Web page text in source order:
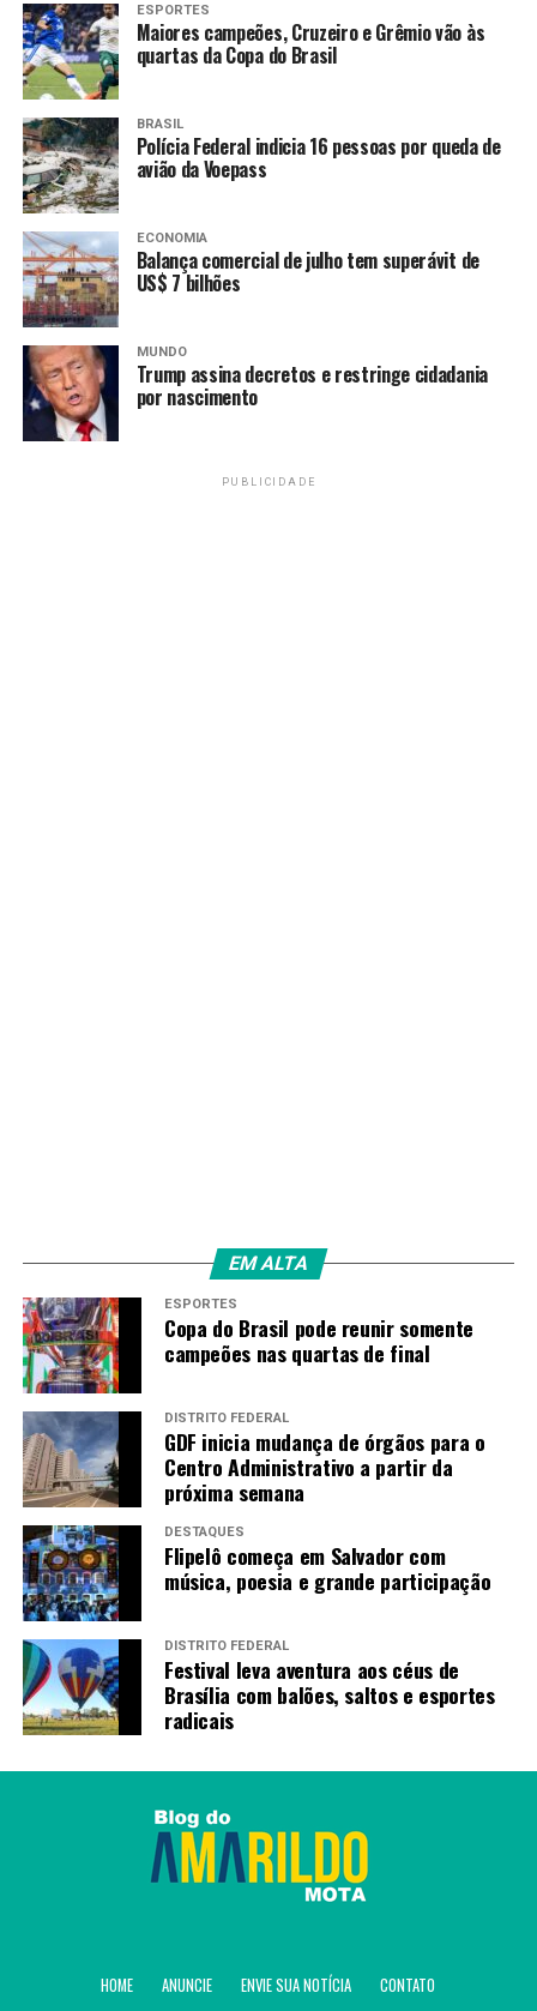
ESPORTES
Maiores campeões, Cruzeiro e Grêmio vão às
quartas da Copa do Brasil
BRASIL
Polícia Federal indicia 16 pessoas por queda de
avião da Voepass
ECONOMIA
Balança comercial de julho tem superávit de
US$ 7 bilhões
MUNDO
Trump assina decretos e restringe cidadania
por nascimento
PUBLICIDADE
EM ALTA
ESPORTES
Copa do Brasil pode reunir somente
campeões nas quartas de final
DISTRITO FEDERAL
GDF inicia mudança de órgãos para o
Centro Administrativo a partir da
próxima semana
DESTAQUES
Flipelô começa em Salvador com
música, poesia e grande participação
DISTRITO FEDERAL
Festival leva aventura aos céus de
Brasília com balões, saltos e esportes
radicais
HOME ANUNCIE ENVIE SUA NOTÍCIA CONTATO